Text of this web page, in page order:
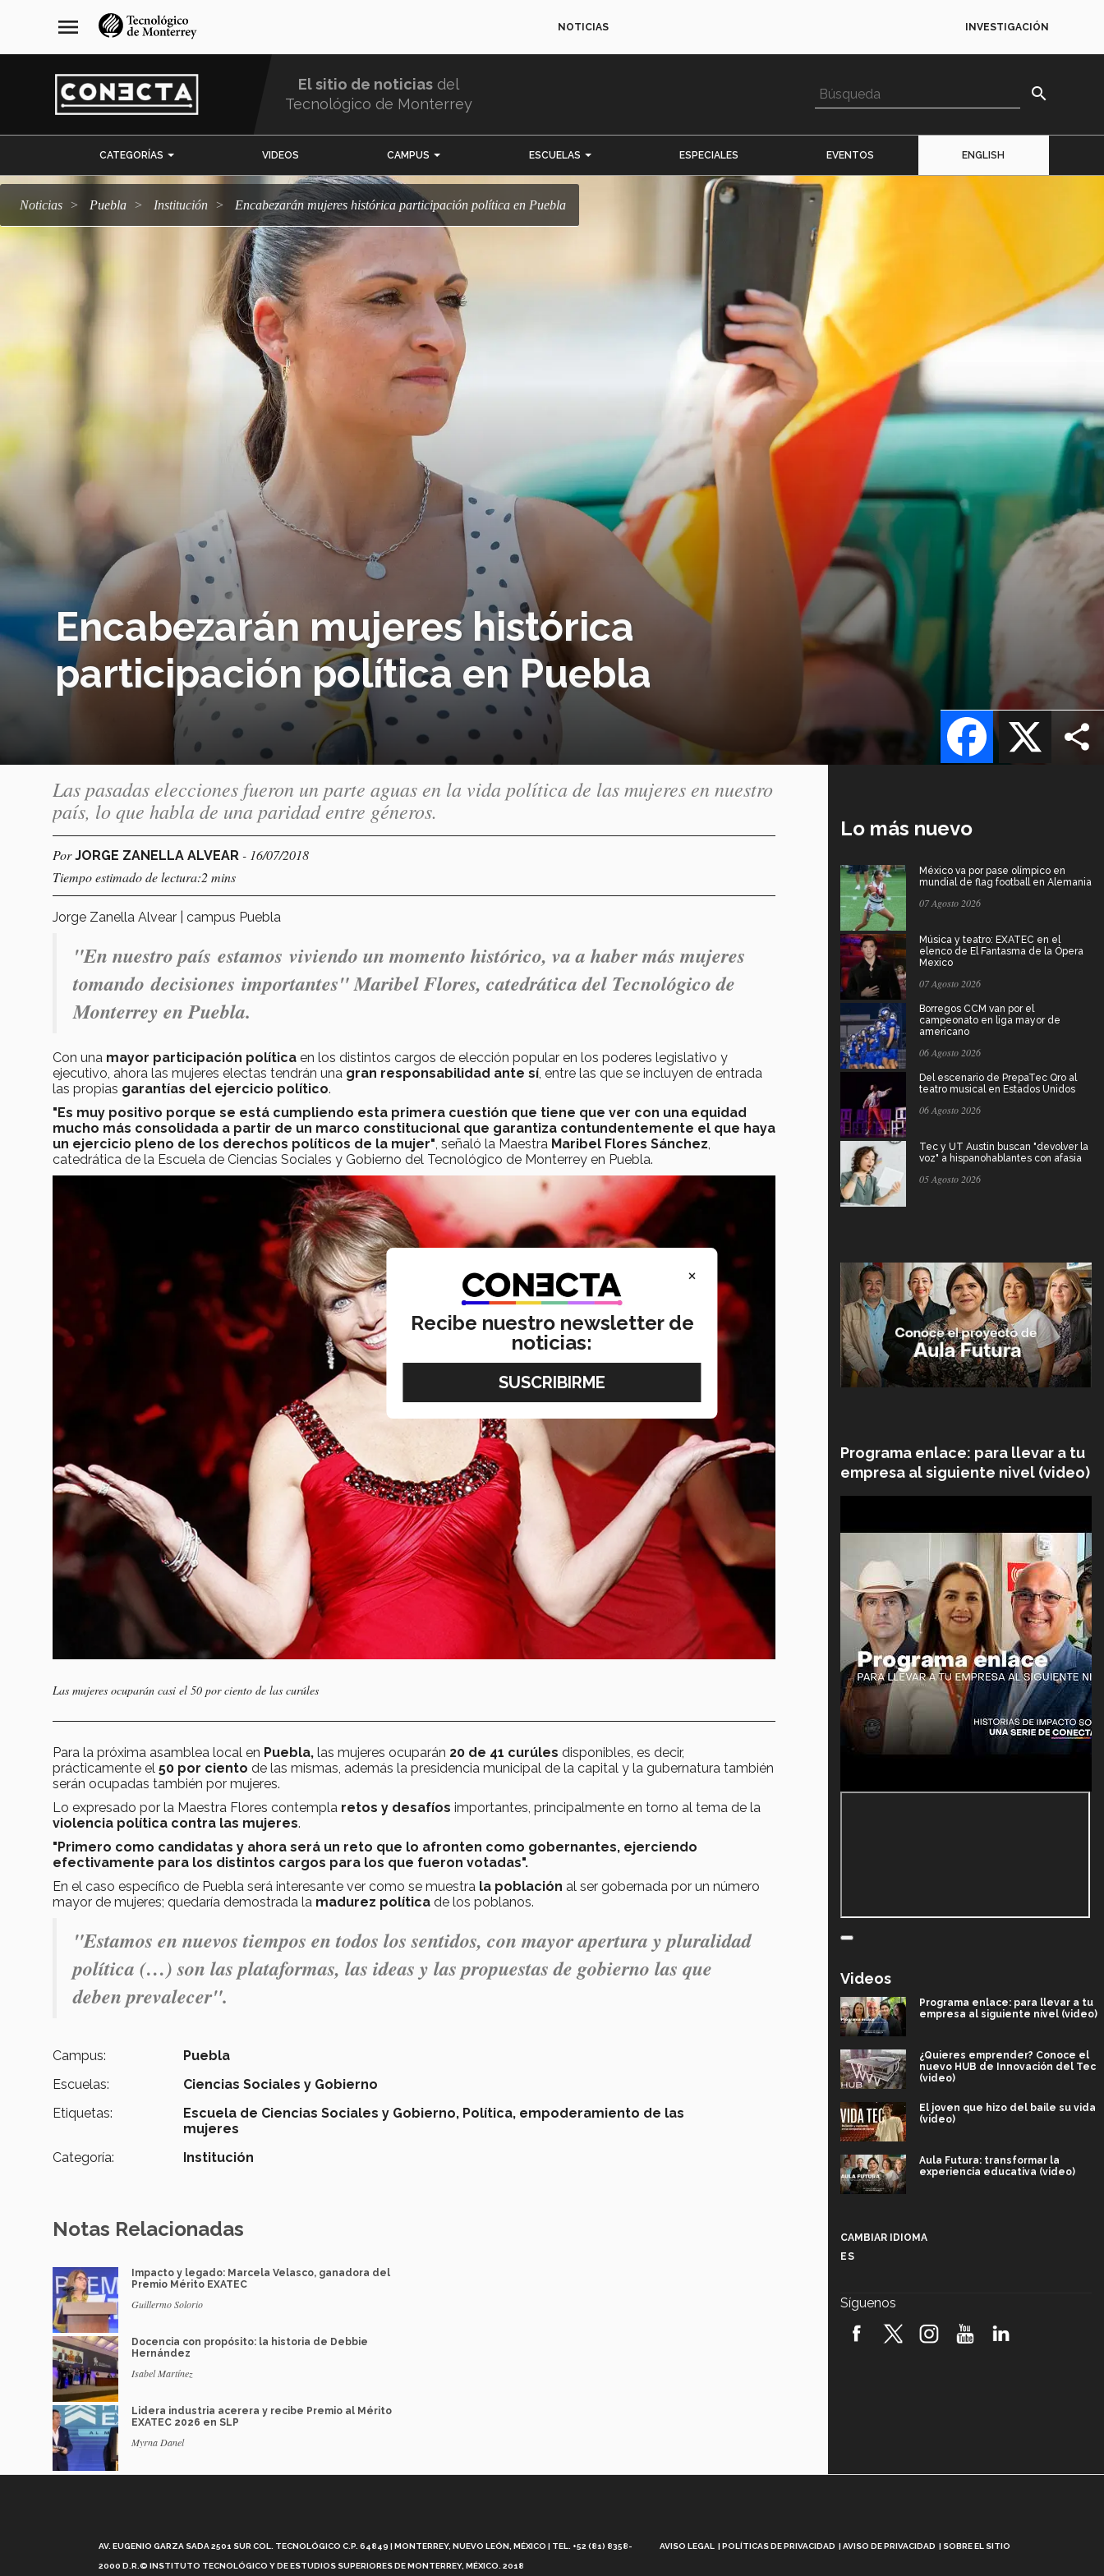
navegación
principal
menu NOTICIAS INVESTIGACIÓN
El sitio de noticias del
Tecnológico de Monterrey
search
CATEGORÍAS VIDEOS CAMPUS ESCUELAS ESPECIALES EVENTOS ENGLISH
Noticias Puebla Institución Encabezarán mujeres histórica participación política en Puebla
Encabezarán mujeres histórica
participación política en Puebla
X
Facebook
Las pasadas elecciones fueron un parte aguas en la vida política de las mujeres en nuestro
país, lo que habla de una paridad entre géneros.
PorJORGE ZANELLA ALVEAR - 16/07/2018
Tiempo estimado de lectura:2 mins
Jorge Zanella Alvear | campus Puebla
"En nuestro país estamos viviendo un momento histórico, va a haber más mujeres
tomando decisiones importantes" Maribel Flores, catedrática del Tecnológico de
Monterrey en Puebla.
Con una mayor participación política en los distintos cargos de elección popular en los poderes legislativo y
ejecutivo, ahora las mujeres electas tendrán una gran responsabilidad ante sí , entre las que se incluyen de entrada
las propias garantías del ejercicio político.
"Es muy positivo porque se está cumpliendo esta primera cuestión que tiene que ver con una equidad
mucho más consolidada a partir de un marco constitucional que garantiza contundentemente el que haya
un ejercicio pleno de los derechos políticos de la mujer" , señaló la Maestra Maribel Flores Sánchez
catedrática de la Escuela de Ciencias Sociales y Gobierno del Tecnológico de Monterrey en Puebla.
Las mujeres ocuparán casi el 50 por ciento de las curúles
Para la próxima asamblea local en Puebla, las mujeres ocuparán 20 de 41 curúles disponibles, es decir,
prácticamente el 50 por ciento de las mismas, además la presidencia municipal de la capital y la gubernatura también
serán ocupadas también por mujeres.
Lo expresado por la Maestra Flores contempla retos y desafíos importantes, principalmente en torno al tema de la
violencia política contra las mujeres.
"Primero como candidatas y ahora será un reto que lo afronten como gobernantes, ejerciendo
efectivamente para los distintos cargos para los que fueron votadas".
En el caso específico de Puebla será interesante ver como se muestra la población al ser gobernada por un número
mayor de mujeres; quedaría demostrada la madurez política de los poblanos.
"Estamos en nuevos tiempos en todos los sentidos, con mayor apertura y pluralidad
política (…) son las plataformas, las ideas y las propuestas de gobierno las que
deben prevalecer".
Campus:
Puebla
Escuelas:
Ciencias Sociales y Gobierno
Etiquetas:
Escuela de Ciencias Sociales y Gobierno, Política, empoderamiento de las
mujeres
Categoría:
Institución
Notas Relacionadas
Impacto y legado: Marcela Velasco, ganadora del
Premio Mérito EXATEC
Guillermo Solorio
Docencia con propósito: la historia de Debbie
Hernández
Isabel Martínez
Lidera industria acerera y recibe Premio al Mérito
EXATEC 2026 en SLP
Myrna Danel
Lo más nuevo
México va por pase olímpico en
mundial de flag football en Alemania
07 Agosto 2026
Música y teatro: EXATEC en el
elenco de El Fantasma de la Ópera
Mexico
07 Agosto 2026
Borregos CCM van por el
campeonato en liga mayor de
americano
06 Agosto 2026
Del escenario de PrepaTec Qro al
teatro musical en Estados Unidos
06 Agosto 2026
Tec y UT Austin buscan "devolver la
voz" a hispanohablantes con afasia
05 Agosto 2026
Programa enlace: para llevar a tu
empresa al siguiente nivel (video)
Videos
Programa enlace: para llevar a tu
empresa al siguiente nivel (video)
¿Quieres emprender? Conoce el
nuevo HUB de Innovación del Tec
(video)
El joven que hizo del baile su vida
(video)
Aula Futura: transformar la
experiencia educativa (video)
robótica FIRST 2026! (video)
Vida Tec: Feminismo e Inteligencia
CAMBIAR IDIOMA
ES
Síguenos
AV. EUGENIO GARZA SADA 2501 SUR COL. TECNOLÓGICO C.P. 64849 | MONTERREY, NUEVO LEÓN, MÉXICO | TEL. +52 (81) 8358-
2000 D.R.© INSTITUTO TECNOLÓGICO Y DE ESTUDIOS SUPERIORES DE MONTERREY, MÉXICO. 2018
AVISO LEGAL POLÍTICAS DE PRIVACIDAD AVISO DE PRIVACIDAD SOBRE EL SITIO
×
Recibe nuestro newsletter de
noticias: